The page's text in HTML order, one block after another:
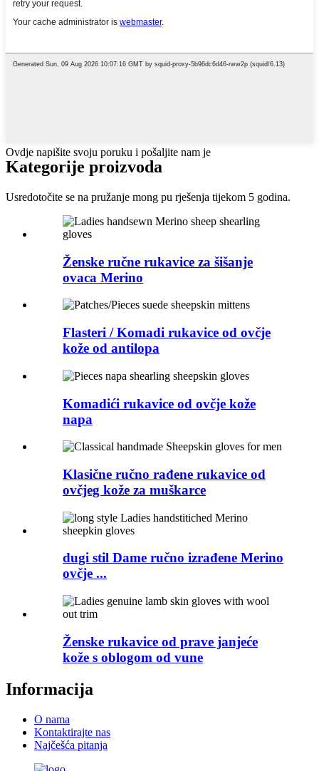
Ovdje napišite svoju poruku i pošaljite nam je
Kategorije proizvoda
Usredotočite se na pružanje mong pu rješenja tijekom 5 godina.
Ženske ručne rukavice za šišanje
ovaca Merino
Flasteri / Komadi rukavice od ovčje
kože od antilopa
Komadići rukavice od ovčje kože
napa
Klasične ručno rađene rukavice od
ovčjeg kože za muškarce
dugi stil Dame ručno izrađene Merino
ovčje ...
Ženske rukavice od prave janjeće
kože s oblogom od vune
Informacija
O nama
Kontaktirajte nas
Najčešća pitanja